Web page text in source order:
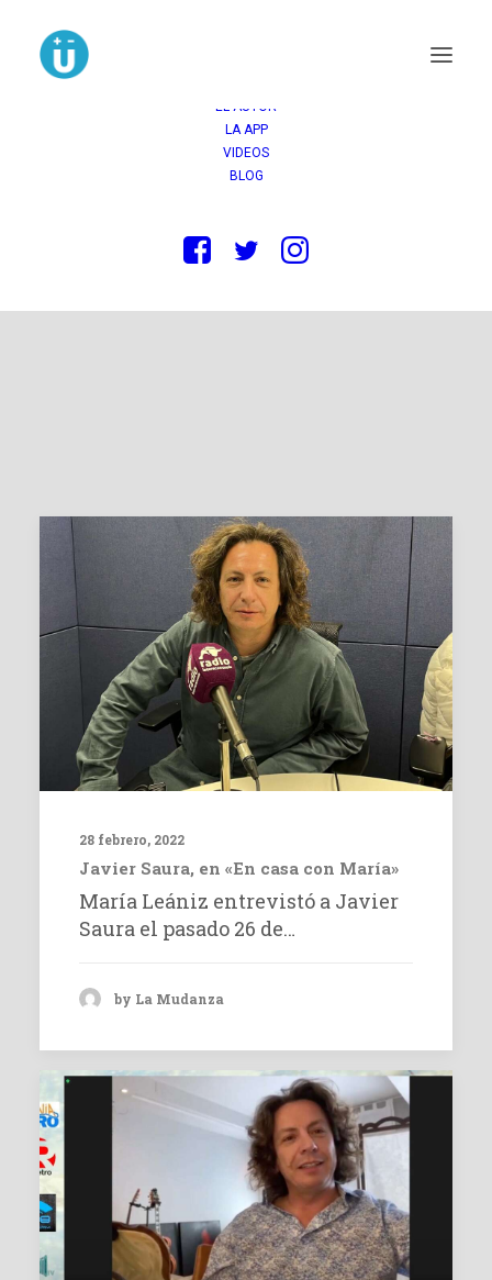
EL AUTOR
LA APP
VIDEOS
BLOG
Neominimalismo
28 febrero, 2022
Javier Saura, en «En casa con María»
María Leániz entrevistó a Javier
Saura el pasado 26 de…
by La Mudanza